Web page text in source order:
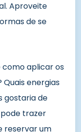
Aproveite
de se
aplicar os
energias
gostaria de
pode trazer
reservar um